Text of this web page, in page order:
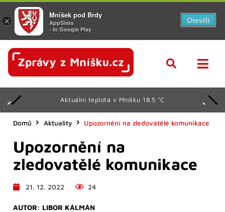
Aktuální teplota v Mníšku 18.5 °C
Domů Aktuality Upozornění na zledovatělé komunikace
Upozornění na
zledovatělé komunikace
21. 12. 2022 24
AUTOR: LIBOR KÁLMÁN
×
Mníšek pod Brdy
AppSisto
- In Google Play
Otevřít